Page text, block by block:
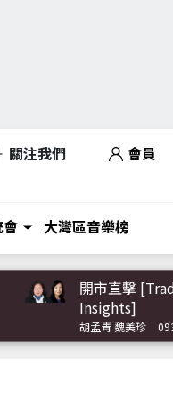
關注我們 會員
大灣區音樂榜
開市直擊
Insights]
胡孟青 魏美珍